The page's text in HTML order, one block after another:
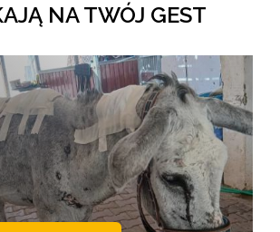
NA TWÓJ GEST